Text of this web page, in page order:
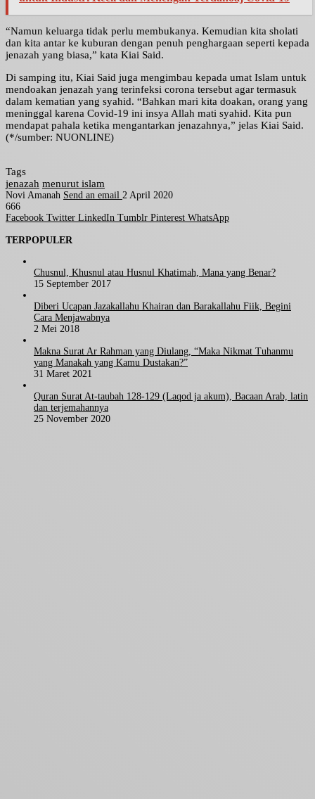
“Namun keluarga tidak perlu membukanya. Kemudian kita sholati
dan kita antar ke kuburan dengan penuh penghargaan seperti kepada
jenazah yang biasa,” kata Kiai Said.
Di samping itu, Kiai Said juga mengimbau kepada umat Islam untuk
mendoakan jenazah yang terinfeksi corona tersebut agar termasuk
dalam kematian yang syahid. “Bahkan mari kita doakan, orang yang
meninggal karena Covid-19 ini insya Allah mati syahid. Kita pun
mendapat pahala ketika mengantarkan jenazahnya,” jelas Kiai Said.
(*/sumber: NUONLINE)
Tags
jenazah menurut islam
Novi Amanah Send an email 2 April 2020
666
Facebook Twitter LinkedIn Tumblr Pinterest WhatsApp
TERPOPULER
Chusnul, Khusnul atau Husnul Khatimah, Mana yang Benar?
15 September 2017
Diberi Ucapan Jazakallahu Khairan dan Barakallahu Fiik, Begini
Cara Menjawabnya
2 Mei 2018
Makna Surat Ar Rahman yang Diulang, “Maka Nikmat Tuhanmu
yang Manakah yang Kamu Dustakan?”
31 Maret 2021
Quran Surat At-taubah 128-129 (Laqod ja akum), Bacaan Arab, latin
dan terjemahannya
25 November 2020